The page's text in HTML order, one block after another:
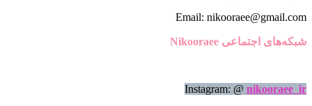
Email: nikooraee@gmail.com
شبکه‌های اجتماعی Nikooraee
Instagram: @ nikooraee_ir